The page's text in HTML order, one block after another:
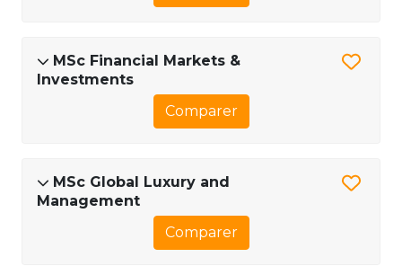
MSc Financial Markets &
Investments
Comparer
MSc Global Luxury and
Management
Comparer